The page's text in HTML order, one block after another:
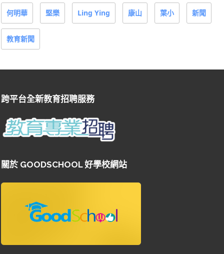
何明華 堅樂 Ling Ying 康山 葉小 新聞
教育新聞
跨平台全新教育招聘服務
關於 GOODSCHOOL 好學校網站